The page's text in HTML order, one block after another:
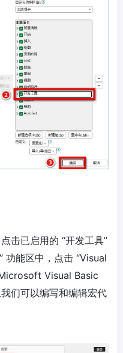
点击已启用的 “开发工具”
功能区中，点击 “Visual
Visual Basic
们可以编写和编辑宏代